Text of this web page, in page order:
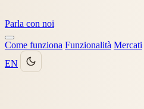
Parla con noi
Come funziona Funzionalità Mercati
EN